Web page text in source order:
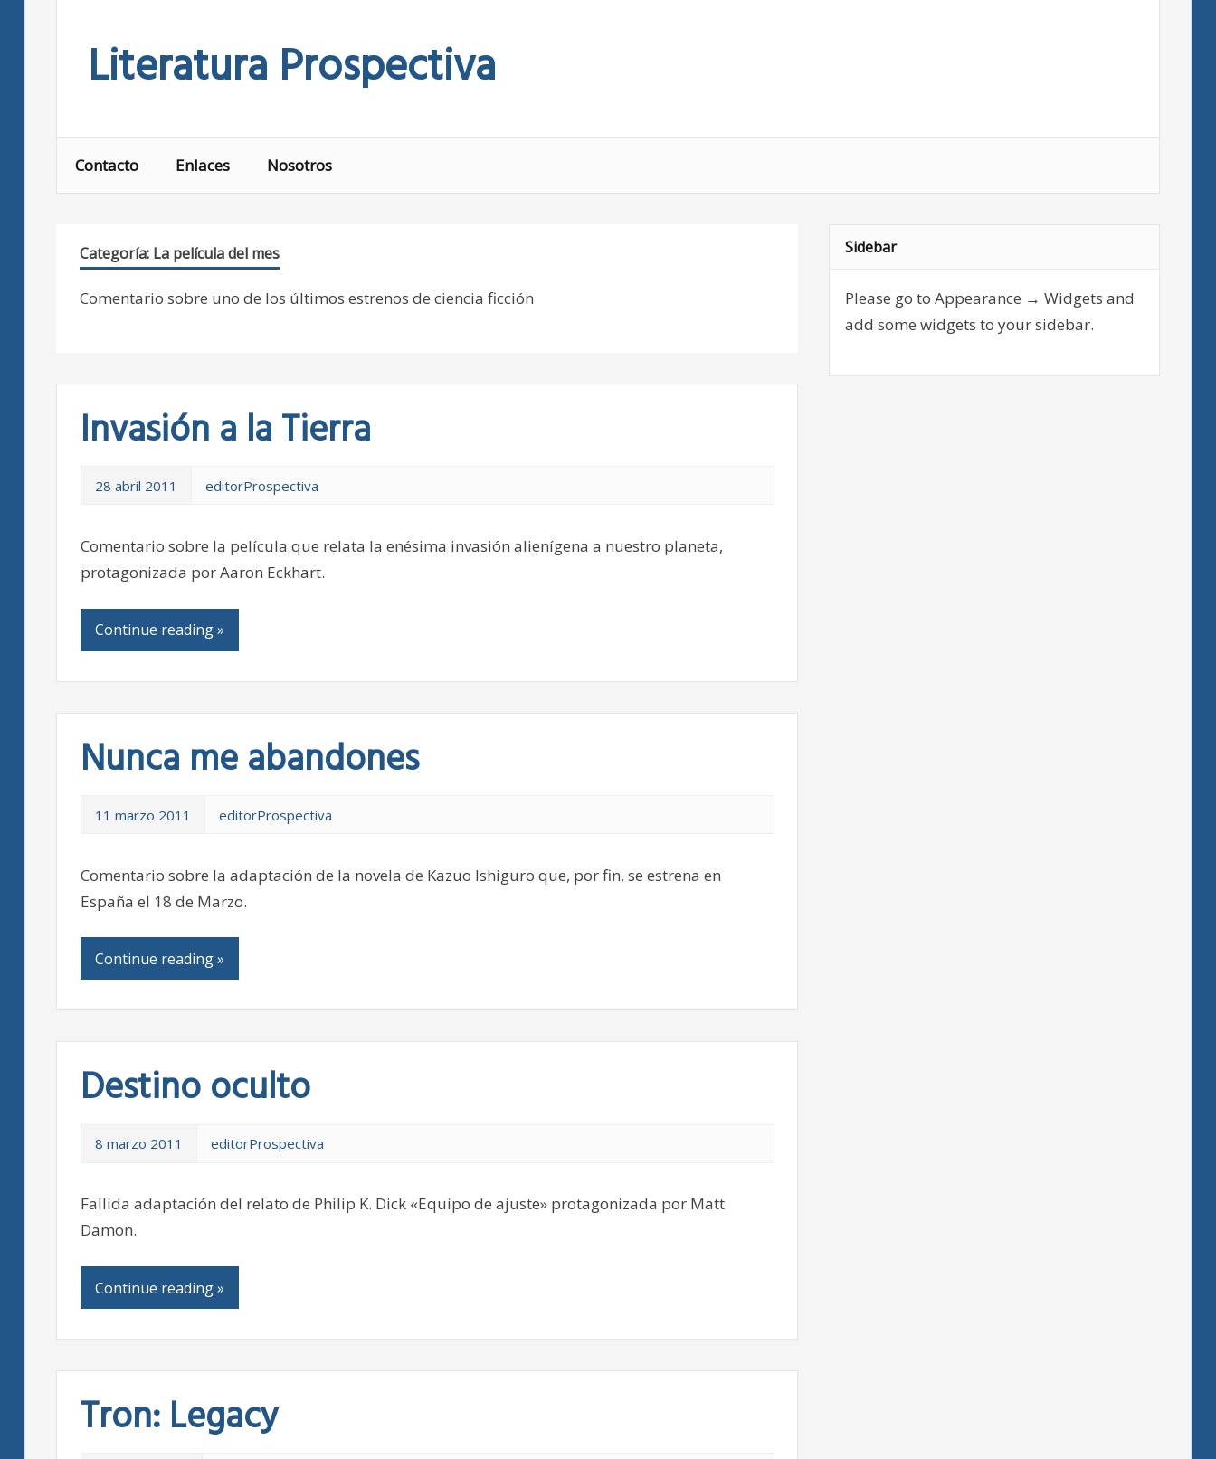
Literatura Prospectiva
Contacto Enlaces Nosotros
Categoría: La película del mes
Comentario sobre uno de los últimos estrenos de ciencia ficción
Invasión a la Tierra
28 abril 2011 editorProspectiva
Comentario sobre la película que relata la enésima invasión alienígena a nuestro planeta,
protagonizada por Aaron Eckhart.
Continue reading »
Nunca me abandones
11 marzo 2011 editorProspectiva
Comentario sobre la adaptación de la novela de Kazuo Ishiguro que, por fin, se estrena en
España el 18 de Marzo.
Continue reading »
Destino oculto
8 marzo 2011 editorProspectiva
Fallida adaptación del relato de Philip K. Dick «Equipo de ajuste» protagonizada por Matt
Damon.
Continue reading »
Tron: Legacy
Sidebar
Please go to Appearance → Widgets and
add some widgets to your sidebar.